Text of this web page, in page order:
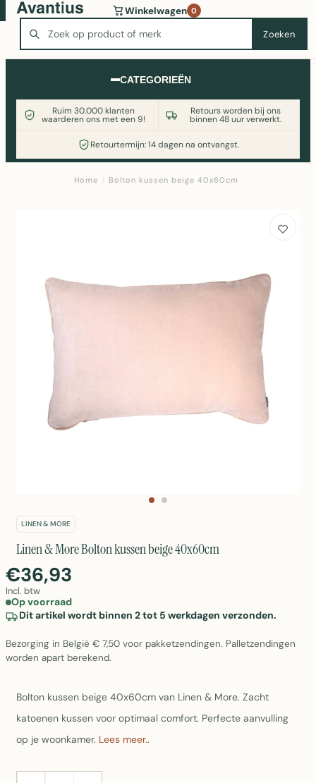
Zoeken
Winkelwagen 0
CATEGORIEËN
Ruim 30.000 klanten
waarderen ons met een 9!
Retours worden bij ons
binnen 48 uur verwerkt.
Retourtermijn: 14 dagen na ontvangst.
Wasmachine of koelkast nodig? Vergelijk alle prijzen op
Witgoedaanbod.nl
Home / Bolton kussen beige 40x60cm
LINEN & MORE
Linen & More Bolton kussen beige 40x60cm
€36,93
Incl. btw
Op voorraad
Dit artikel wordt binnen 2 tot 5 werkdagen verzonden.
Bezorging in België € 7,50 voor pakketzendingen. Palletzendingen
worden apart berekend.
Bolton kussen beige 40x60cm van Linen & More. Zacht
katoenen kussen voor optimaal comfort. Perfecte aanvulling
op je woonkamer. Lees meer..